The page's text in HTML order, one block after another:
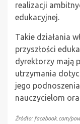
realizacji
edukacyjnej.
Takie działania
przyszłości
dyrektorzy mają
utrzymania
jego
nauczycielom
Źródło: facebook.com/